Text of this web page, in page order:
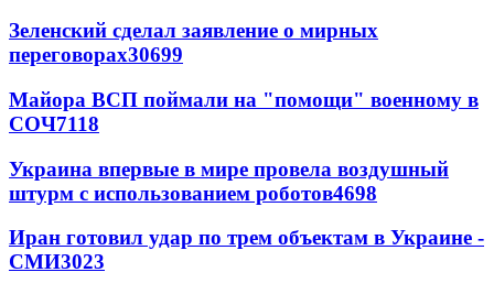
Зеленский сделал заявление о мирных
переговорах30699
Майора ВСП поймали на "помощи" военному в
СОЧ7118
Украина впервые в мире провела воздушный
штурм с использованием роботов4698
Иран готовил удар по трем объектам в Украине -
СМИ3023